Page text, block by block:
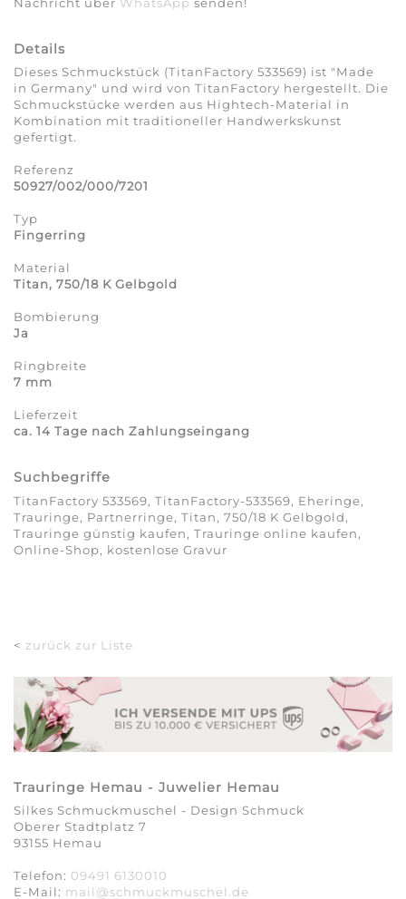
Nachricht über WhatsApp senden!
Details
Dieses Schmuckstück (TitanFactory 533569) ist "Made
in Germany" und wird von TitanFactory hergestellt. Die
Schmuckstücke werden aus Hightech-Material in
Kombination mit traditioneller Handwerkskunst
gefertigt.
Referenz
50927/002/000/7201
Typ
Fingerring
Material
Titan, 750/18 K Gelbgold
Bombierung
Ja
Ringbreite
7 mm
Lieferzeit
ca. 14 Tage nach Zahlungseingang
Suchbegriffe
TitanFactory 533569, TitanFactory-533569, Eheringe,
Trauringe, Partnerringe, Titan, 750/18 K Gelbgold,
Trauringe günstig kaufen, Trauringe online kaufen,
Online-Shop, kostenlose Gravur
< zurück zur Liste
Trauringe Hemau - Juwelier Hemau
Silkes Schmuckmuschel - Design Schmuck
Oberer Stadtplatz 7
93155 Hemau
Telefon: 09491 6130010
E-Mail: mail@schmuckmuschel.de